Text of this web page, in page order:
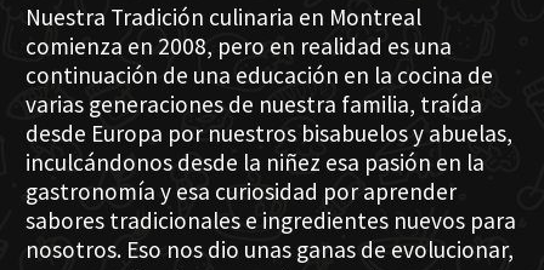
Nuestra Tradición culinaria en Montreal
comienza en 2008, pero en realidad es una
continuación de una educación en la cocina de
varias generaciones de nuestra familia, traída
desde Europa por nuestros bisabuelos y abuelas,
inculcándonos desde la niñez esa pasión en la
gastronomía y esa curiosidad por aprender
sabores tradicionales e ingredientes nuevos para
nosotros. Eso nos dio unas ganas de evolucionar,